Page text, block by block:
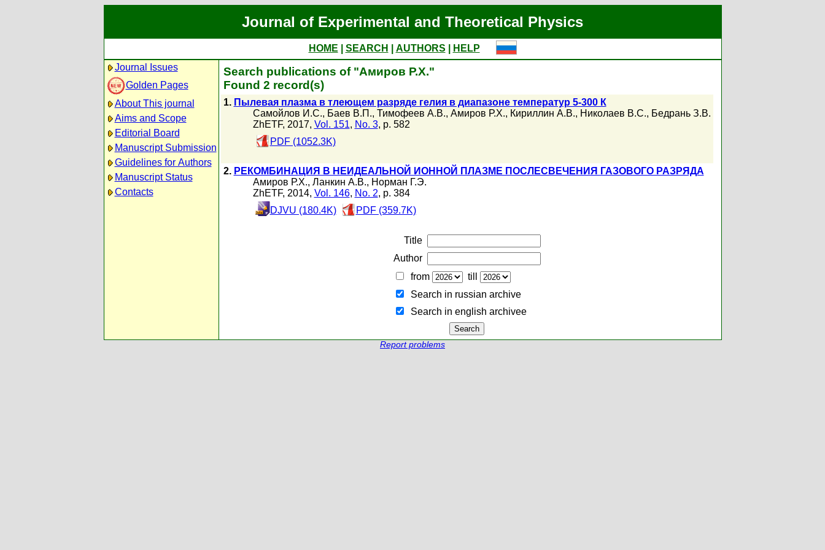
Journal of Experimental and Theoretical Physics
HOME SEARCH AUTHORS
HELP
Journal Issues
Golden Pages
About This journal
Aims and Scope
Editorial Board
Manuscript Submission
Guidelines for Authors
Manuscript Status
Contacts
Search publications of "Амиров Р.Х."
Found 2 record(s)
1. Пылевая плазма в тлеющем разряде гелия в диапазоне температур 5-300 К
Самойлов И.С., Баев В.П., Тимофеев А.В., Амиров Р.Х., Кириллин А.В., Николаев В.С., Бедрань З.В.
ZhETF, 2017, Vol. 151, No. 3, p. 582
PDF (1052.3K)
2. РЕКОМБИНАЦИЯ В НЕИДЕАЛЬНОЙ ИОННОЙ ПЛАЗМЕ ПОСЛЕСВЕЧЕНИЯ ГАЗОВОГО РАЗРЯДА
Амиров Р.Х., Ланкин А.В., Норман Г.Э.
ZhETF, 2014, Vol. 146, No. 2, p. 384
DJVU (180.4K)
PDF (359.7K)
Title
Author
from
till
Search in russian archive
Search in english archiveе
Report problems